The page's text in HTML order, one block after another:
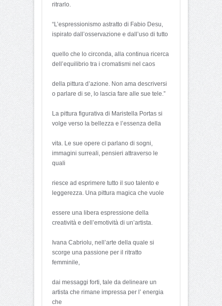
ritrarlo.
“L’espressionismo astratto di Fabio Desu,
ispirato dall’osservazione e dall’uso di tutto
quello che lo circonda, alla continua ricerca
dell’equilibrio tra i cromatismi nel caos
della pittura d’azione. Non ama descriversi
o parlare di se, lo lascia fare alle sue tele.”
La pittura figurativa di Maristella Portas si
volge verso la bellezza e l’essenza della
vita. Le sue opere ci parlano di sogni,
immagini surreali, pensieri attraverso le
quali
riesce ad esprimere tutto il suo talento e
leggerezza. Una pittura magica che vuole
essere una libera espressione della
creatività e dell’emotività di un’artista.
Ivana Cabriolu, nell’arte della quale si
scorge una passione per il ritratto
femminile,
dai messaggi forti, tale da delineare un
artista che rimane impressa per l’ energia
che